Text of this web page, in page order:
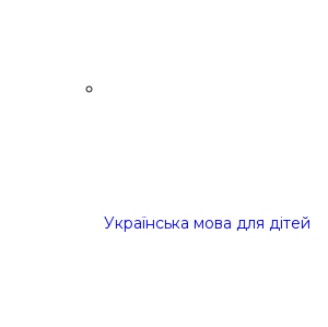
Українська мова для дітей